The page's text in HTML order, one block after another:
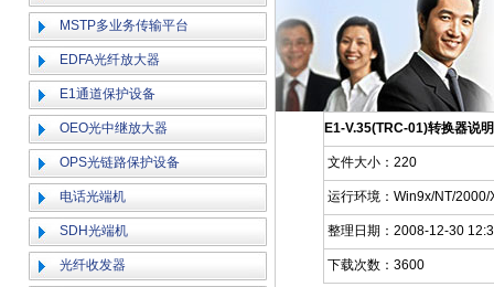
MSTP多业务传输平台
EDFA光纤放大器
E1通道保护设备
OEO光中继放大器
OPS光链路保护设备
电话光端机
SDH光端机
光纤收发器
E1-V.35(TRC-01)转换器说
文件大小：220
运行环境：Win9x/NT/2000/
整理日期：2008-12-30
下载次数：3600